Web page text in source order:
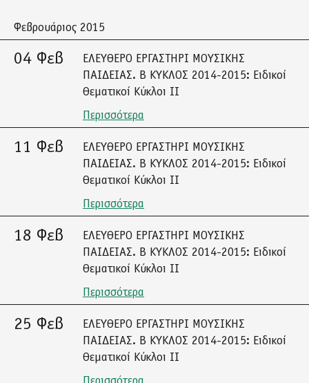
Φεβρουάριος 2015
04 Φεβ
ΕΛΕΥΘΕΡΟ ΕΡΓΑΣΤΗΡΙ ΜΟΥΣΙΚΗΣ
ΠΑΙΔΕΙΑΣ. Β ΚΥΚΛΟΣ 2014-2015: Ειδικοί
Θεματικοί Κύκλοι ΙΙ
Περισσότερα
11 Φεβ
ΕΛΕΥΘΕΡΟ ΕΡΓΑΣΤΗΡΙ ΜΟΥΣΙΚΗΣ
ΠΑΙΔΕΙΑΣ. Β ΚΥΚΛΟΣ 2014-2015: Ειδικοί
Θεματικοί Κύκλοι ΙΙ
Περισσότερα
18 Φεβ
ΕΛΕΥΘΕΡΟ ΕΡΓΑΣΤΗΡΙ ΜΟΥΣΙΚΗΣ
ΠΑΙΔΕΙΑΣ. Β ΚΥΚΛΟΣ 2014-2015: Ειδικοί
Θεματικοί Κύκλοι ΙΙ
Περισσότερα
25 Φεβ
ΕΛΕΥΘΕΡΟ ΕΡΓΑΣΤΗΡΙ ΜΟΥΣΙΚΗΣ
ΠΑΙΔΕΙΑΣ. Β ΚΥΚΛΟΣ 2014-2015: Ειδικοί
Θεματικοί Κύκλοι ΙΙ